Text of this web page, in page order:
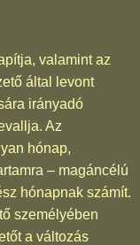
valamint az
által levont
irányadó
Az
hónap,
– magáncélú
hónapnak számít.
személyében
a változás